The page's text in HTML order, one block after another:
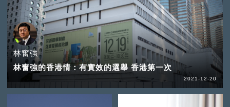
林奮強
林奮強的香港情：有實效的選舉 香港第一次
2021-12-20